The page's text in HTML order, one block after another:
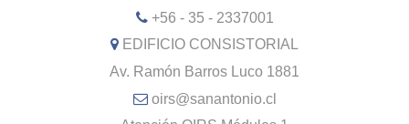
+56 - 35 - 2337001
EDIFICIO CONSISTORIAL
Av. Ramón Barros Luco 1881
oirs@sanantonio.cl